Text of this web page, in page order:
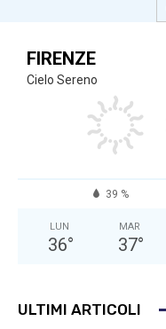
FIRENZE
Cielo Sereno
39 %
LUN
36°
MAR
37°
ULTIMI ARTICOLI